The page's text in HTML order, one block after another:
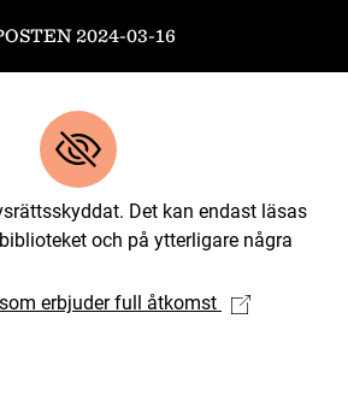
2024-03-16
Det kan endast läsas
och på ytterligare några
erbjuder full åtkomst